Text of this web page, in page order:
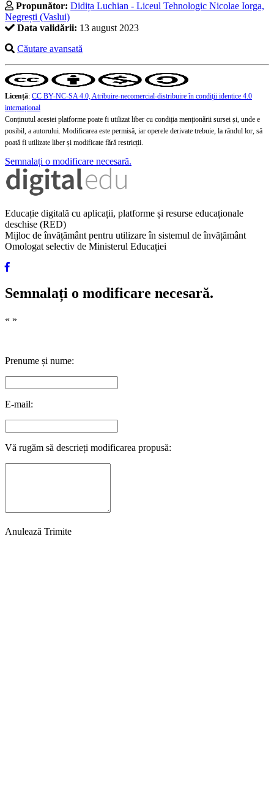
Propunător: Didița Luchian - Liceul Tehnologic Nicolae Iorga,
Negrești (Vaslui)
Data validării: 13 august 2023
Căutare avansată
Licență: CC BY-NC-SA 4.0, Atribuire-necomercial-distribuire în condiţii identice 4.0
internațional
Conținutul acestei platforme poate fi utilizat liber cu condiția menționării sursei și, unde e
posibil, a autorului. Modificarea este permisă, iar operele derivate trebuie, la rândul lor, să
poată fi utilizate liber și modificate fără restricții.
Semnalați o modificare necesară.
Educație digitală cu aplicații, platforme și resurse educaționale
deschise (RED)
Mijloc de învățământ pentru utilizare în sistemul de învățământ
Omologat selectiv de Ministerul Educației
Semnalați o modificare necesară.
« »
Prenume și nume:
E-mail:
Vă rugăm să descrieți modificarea propusă:
Anulează Trimite